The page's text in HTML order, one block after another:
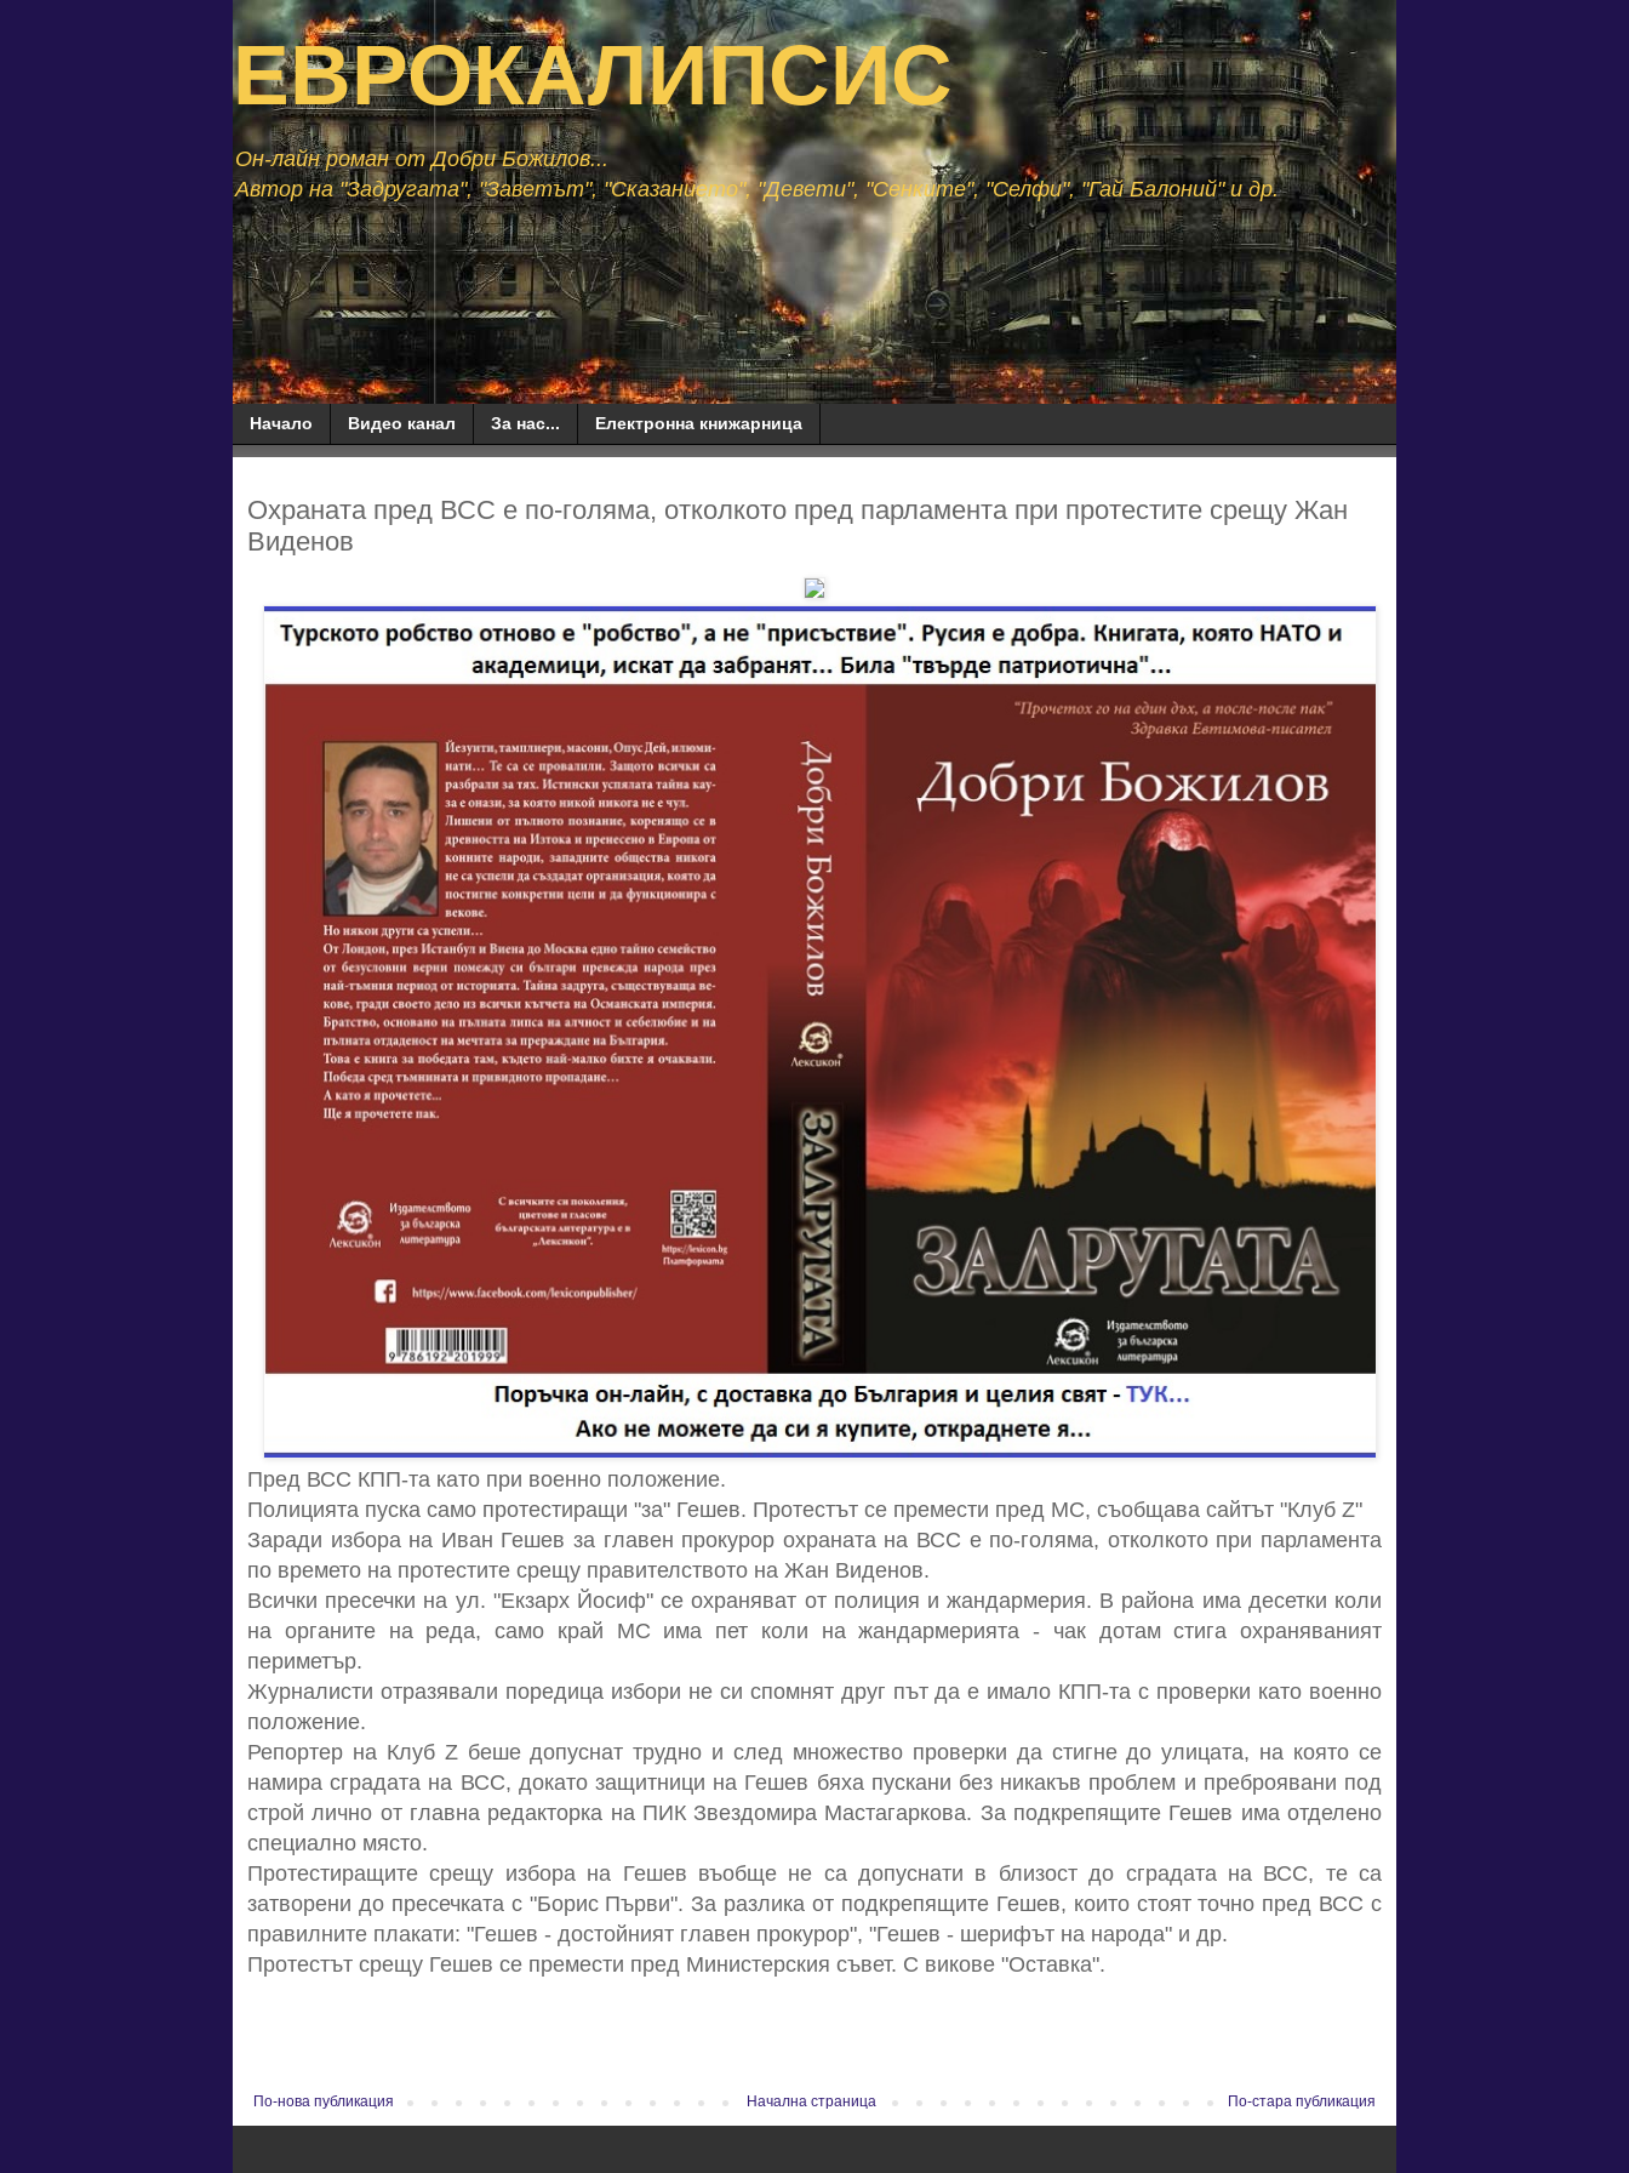
ЕВРОКАЛИПСИС
Он-лайн роман от Добри Божилов...
Автор на "Задругата", "Заветът", "Сказанието", "Девети", "Сенките", "Селфи", "Гай Балоний" и др.
Начало Видео канал За нас... Електронна книжарница
Охраната пред ВСС е по-голяма, отколкото пред парламента при протестите срещу Жан
Виденов
Пред ВСС КПП-та като при военно положение.
Полицията пуска само протестиращи "за" Гешев. Протестът се премести пред МС, съобщава сайтът "Клуб Z"
Заради избора на Иван Гешев за главен прокурор охраната на ВСС е по-голяма, отколкото при парламента
по времето на протестите срещу правителството на Жан Виденов.
Всички пресечки на ул. "Екзарх Йосиф" се охраняват от полиция и жандармерия. В района има десетки коли
на органите на реда, само край МС има пет коли на жандармерията - чак дотам стига охраняваният
периметър.
Журналисти отразявали поредица избори не си спомнят друг път да е имало КПП-та с проверки като военно
положение.
Репортер на Клуб Z беше допуснат трудно и след множество проверки да стигне до улицата, на която се
намира сградата на ВСС, докато защитници на Гешев бяха пускани без никакъв проблем и преброявани под
строй лично от главна редакторка на ПИК Звездомира Мастагаркова. За подкрепящите Гешев има отделено
специално място.
Протестиращите срещу избора на Гешев въобще не са допуснати в близост до сградата на ВСС, те са
затворени до пресечката с "Борис Първи". За разлика от подкрепящите Гешев, които стоят точно пред ВСС с
правилните плакати: "Гешев - достойният главен прокурор", "Гешев - шерифът на народа" и др.
Протестът срещу Гешев се премести пред Министерския съвет. С викове "Оставка".
По-нова публикация По-стара публикация
Начална страница